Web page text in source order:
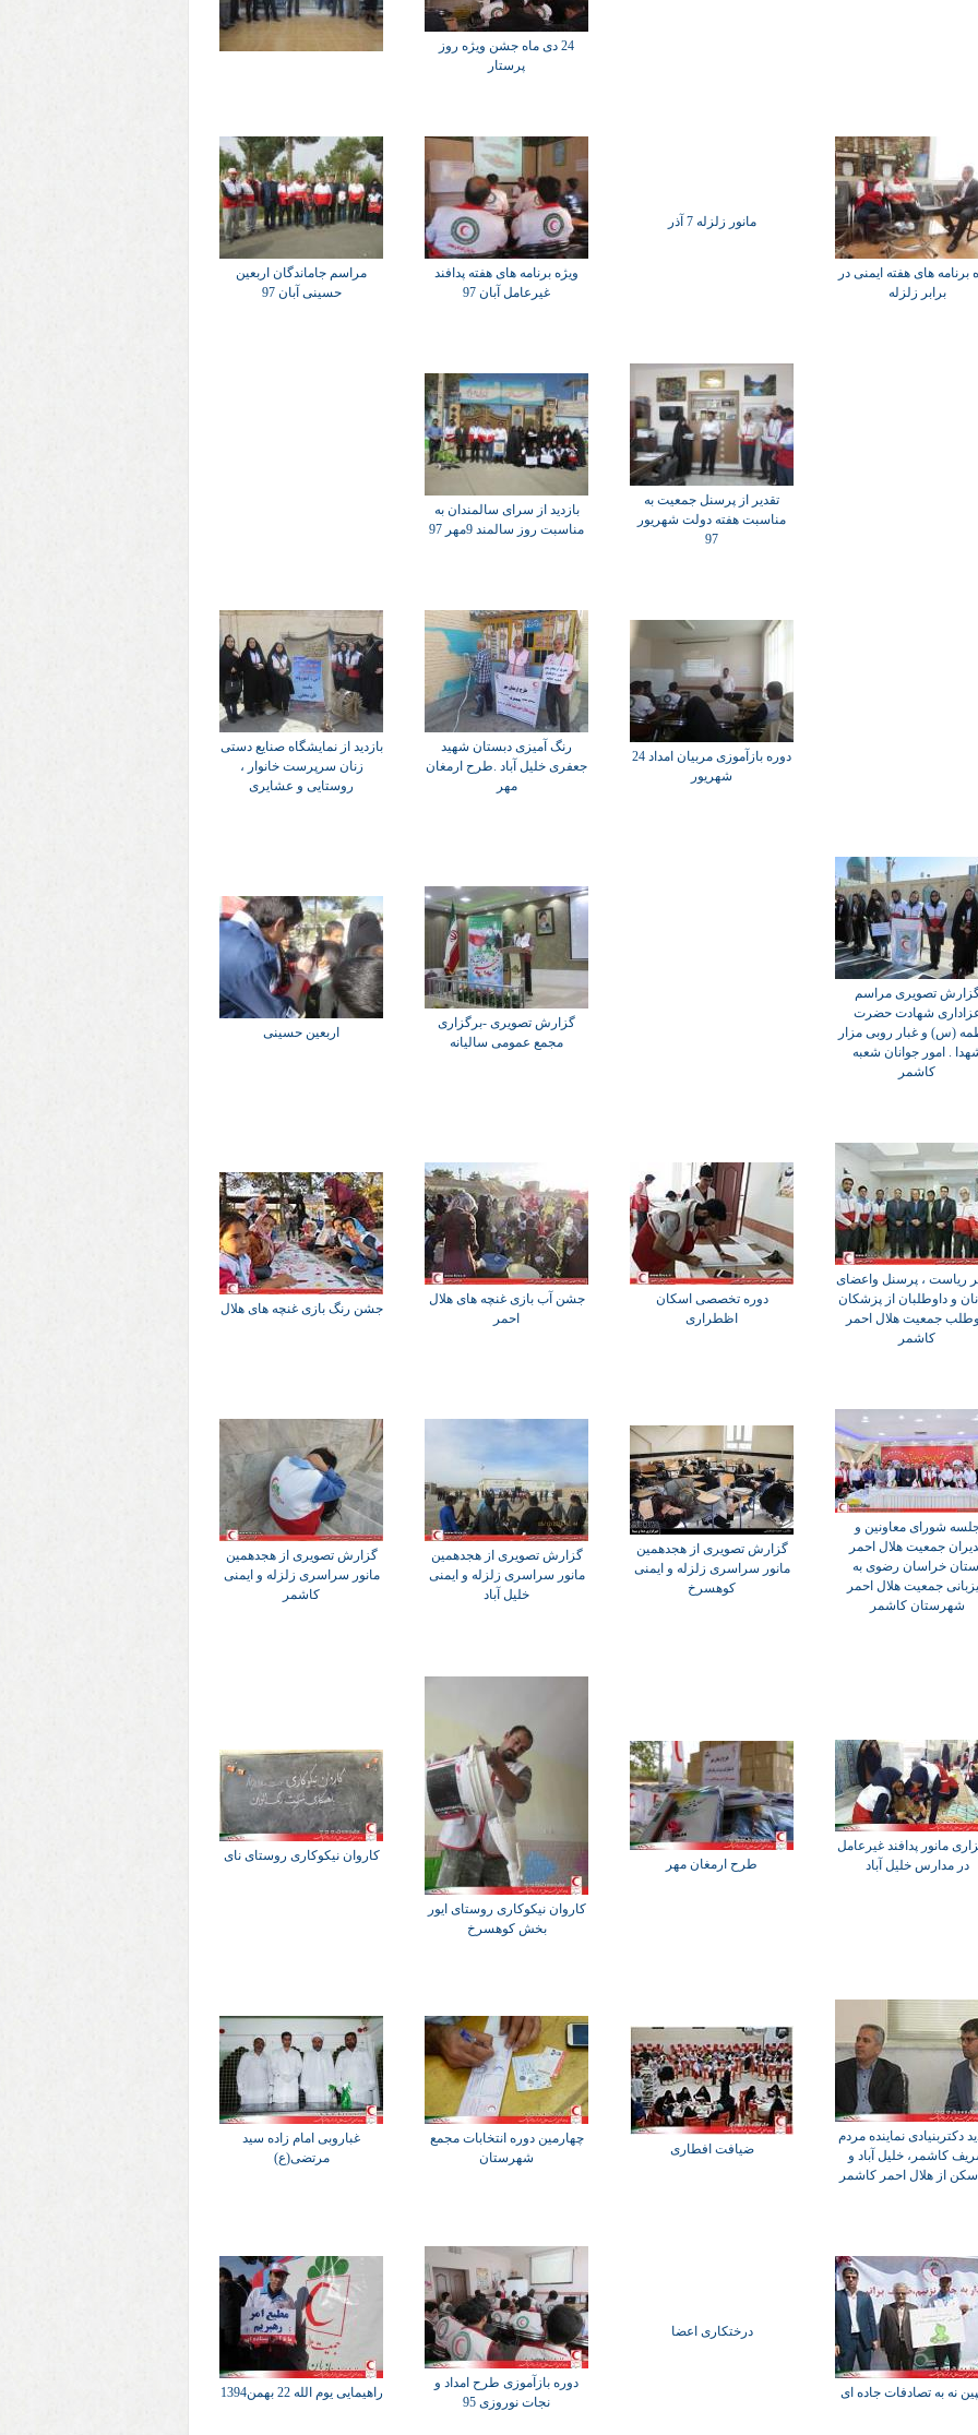
24 دی ماه جشن ویژه روز
پرستار
برنامه های هفته ایمنی در
برابر زلزله
مانور زلزله 7 آذر
ویژه برنامه های هفته پدافند
غیرعامل آبان 97
مراسم جاماندگان اربعین
حسینی آبان 97
تقدیر از پرسنل جمعیت به
مناسبت هفته دولت شهریور
97
بازدید از سرای سالمندان به
مناسبت روز سالمند 9مهر 97
دوره بازآموزی مربیان امداد 24
شهریور
رنگ آمیزی دبستان شهید
جعفری خلیل آباد .طرح ارمغان
مهر
بازدید از نمایشگاه صنایع دستی
زنان سرپرست خانوار ،
روستایی و عشایری
تصویری مراسم
شهادت حضرت
(س) و غبار روبی مزار
. امور جوانان شعبه
کاشمر
گزارش تصویری -برگزاری
مجمع عمومی سالیانه
اربعین حسینی
ریاست ، پرسنل واعضای
و داوطلبان از پزشکان
جمعیت هلال احمر
کاشمر
دوره تخصصی اسکان
اظطراری
جشن آب بازی غنچه های هلال
احمر
جشن رنگ بازی غنچه های هلال
شورای معاونین و
جمعیت هلال احمر
خراسان رضوی به
جمعیت هلال احمر
شهرستان کاشمر
گزارش تصویری از هجدهمین
مانور سراسری زلزله و ایمنی
کوهسرخ
گزارش تصویری از هجدهمین
مانور سراسری زلزله و ایمنی
خلیل آباد
گزارش تصویری از هجدهمین
مانور سراسری زلزله و ایمنی
کاشمر
مانور پدافند غیرعامل
در مدارس خلیل آباد
طرح ارمغان مهر
کاروان نیکوکاری روستای ایور
بخش کوهسرخ
کاروان نیکوکاری روستای نای
دکتربنیادی نماینده مردم
کاشمر، خلیل آباد و
از هلال احمر کاشمر
ضیافت افطاری
چهارمین دوره انتخابات مجمع
شهرستان
غباروبی امام زاده سید
مرتضی(ع)
نه به تصادفات جاده ای
درختکاری اعضا
دوره بازآموزی طرح امداد و
نجات نوروزی 95
راهیمایی یوم الله 22 بهمن1394